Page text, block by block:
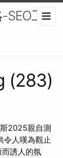
SEO工
(283)
2025親自測
令人嘆為觀止
誘人的氛